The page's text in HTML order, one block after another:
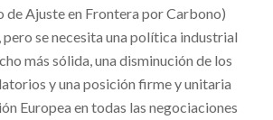
de Ajuste en Frontera por Carbono)
pero se necesita una política industrial
más sólida, una disminución de los
y una posición firme y unitaria
Europea en todas las negociaciones